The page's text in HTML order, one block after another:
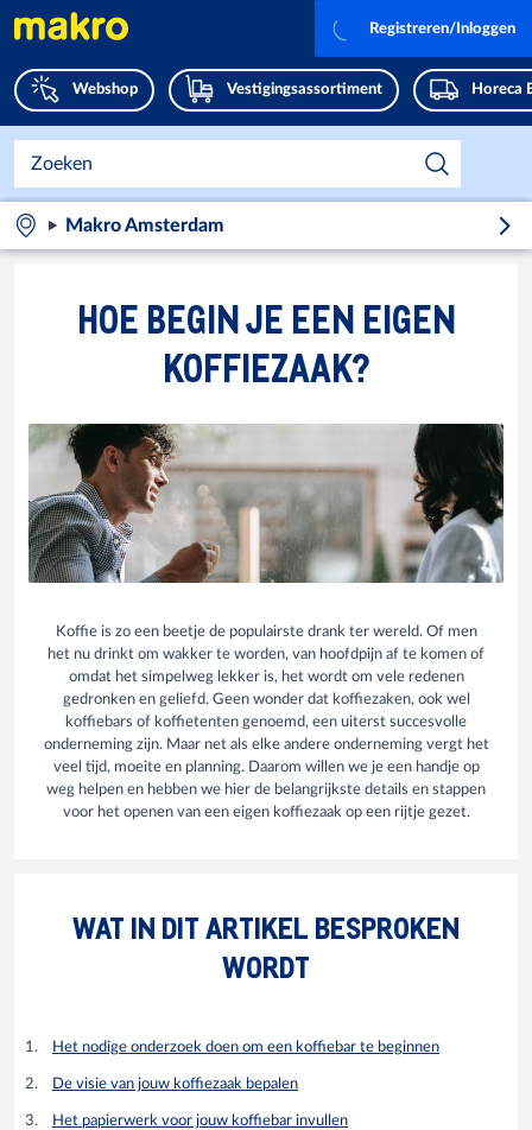
Webshop Vestigingsassortiment Horeca
Registreren/Inloggen
Makro Amsterdam
HOE BEGIN JE EEN EIGEN
KOFFIEZAAK?
Koffie is zo een beetje de populairste drank ter wereld. Of men
het nu drinkt om wakker te worden, van hoofdpijn af te komen of
omdat het simpelweg lekker is, het wordt om vele redenen
gedronken en geliefd. Geen wonder dat koffiezaken, ook wel
koffiebars of koffietenten genoemd, een uiterst succesvolle
onderneming zijn. Maar net als elke andere onderneming vergt het
veel tijd, moeite en planning. Daarom willen we je een handje op
weg helpen en hebben we hier de belangrijkste details en stappen
voor het openen van een eigen koffiezaak op een rijtje gezet.
WAT IN DIT ARTIKEL BESPROKEN
WORDT
Het nodige onderzoek doen om een koffiebar te beginnen
De visie van jouw koffiezaak bepalen
Het papierwerk voor jouw koffiebar invullen